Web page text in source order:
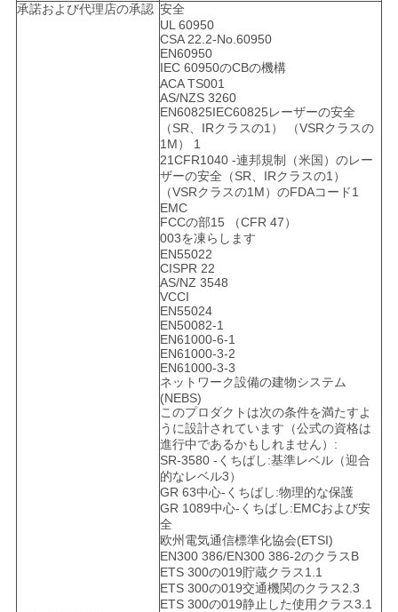
承諾および代理店の承認 安全
UL 60950
CSA 22.2-No.60950
EN60950
IEC 60950のCBの機構
ACA TS001
AS/NZS 3260
EN60825IEC60825レーザーの安全
（SR、IRクラスの1） （VSRクラスの
1M） 1
21CFR1040 -連邦規制（米国）のレー
ザーの安全（SR、IRクラスの1）
（VSRクラスの1M）のFDAコード1
EMC
FCCの部15 （CFR 47）
003を凍らします
EN55022
CISPR 22
AS/NZ 3548
VCCI
EN55024
EN50082-1
EN61000-6-1
EN61000-3-2
EN61000-3-3
ネットワーク設備の建物システム
(NEBS)
このプロダクトは次の条件を満たすよ
うに設計されています（公式の資格は
進行中であるかもしれません）:
SR-3580 -くちばし:基準レベル（迎合
的なレベル3）
GR 63中心-くちばし:物理的な保護
GR 1089中心-くちばし:EMCおよび安
全
欧州電気通信標準化協会(ETSI)
EN300 386/EN300 386-2のクラスB
ETS 300の019貯蔵クラス1.1
ETS 300の019交通機関のクラス2.3
ETS 300の019静止した使用クラス3.1